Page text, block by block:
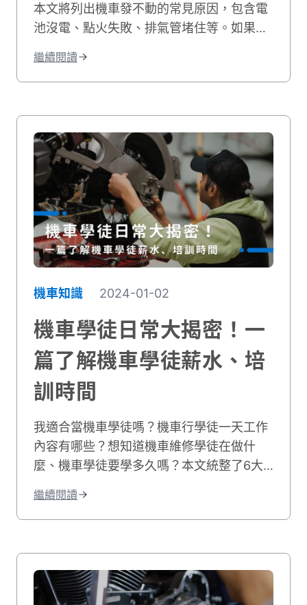
本文將列出機車發不動的常見原因，包含電
池沒電、點火失敗、排氣管堵住等。如果您
除的方法，讓您快速解決機車無法發動的困
境！
繼續閱讀
機車知識 2024-01-02
機車學徒日常大揭密！一
篇了解機車學徒薪水、培
訓時間
我適合當機車學徒嗎？機車行學徒一天工作
內容有哪些？想知道機車維修學徒在做什
麼、機車學徒要學多久嗎？本文統整了6大
機車學徒薪水，最後也附上相關職缺給想學
修機車的你！
繼續閱讀